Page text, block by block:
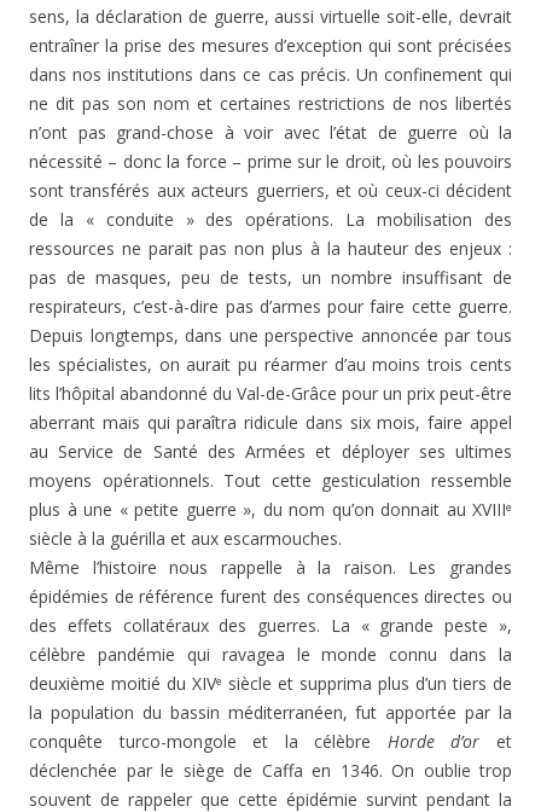
sens, la déclaration de guerre, aussi virtuelle soit-elle, devrait
entraîner la prise des mesures d’exception qui sont précisées
dans nos institutions dans ce cas précis. Un confinement qui
ne dit pas son nom et certaines restrictions de nos libertés
n’ont pas grand-chose à voir avec l’état de guerre où la
nécessité – donc la force – prime sur le droit, où les pouvoirs
sont transférés aux acteurs guerriers, et où ceux-ci décident
de la « conduite » des opérations. La mobilisation des
ressources ne parait pas non plus à la hauteur des enjeux :
pas de masques, peu de tests, un nombre insuffisant de
respirateurs, c’est-à-dire pas d’armes pour faire cette guerre.
Depuis longtemps, dans une perspective annoncée par tous
les spécialistes, on aurait pu réarmer d’au moins trois cents
lits l’hôpital abandonné du Val-de-Grâce pour un prix peut-être
aberrant mais qui paraîtra ridicule dans six mois, faire appel
au Service de Santé des Armées et déployer ses ultimes
moyens opérationnels. Tout cette gesticulation ressemble
plus à une « petite guerre », du nom qu’on donnait au XVIIIe
siècle à la guérilla et aux escarmouches.
Même l’histoire nous rappelle à la raison. Les grandes
épidémies de référence furent des conséquences directes ou
des effets collatéraux des guerres. La « grande peste »,
célèbre pandémie qui ravagea le monde connu dans la
deuxième moitié du XIVe
siècle et supprima plus d’un tiers de
la population du bassin méditerranéen, fut apportée par la
conquête turco-mongole et la célèbre Horde d’or et
déclenchée par le siège de Caffa en 1346. On oublie trop
souvent de rappeler que cette épidémie survint pendant la